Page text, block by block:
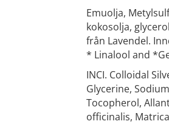
Emuolja,
kokosolja,
från Lavendel.
* Linalool and
INCI. Colloidal
Glycerine,
Tocopherol,
officinalis,